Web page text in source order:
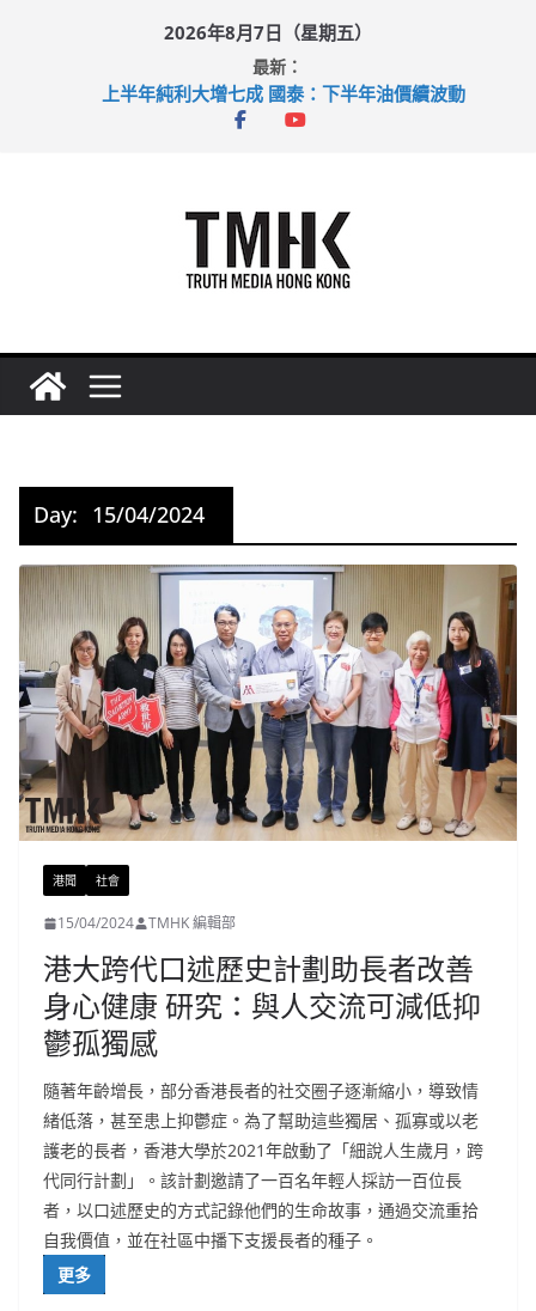
2026年8月7日（星期五）
最新：
上半年純利大增七成 國泰：下半年油價續波動
拜仁熱身賽挫維拉 啟德主場館奪錦標
Day: 15/04/2024
港聞 社會
15/04/2024 TMHK 編輯部
港大跨代口述歷史計劃助長者改善
身心健康 研究：與人交流可減低抑
鬱孤獨感
隨著年齡增長，部分香港長者的社交圈子逐漸縮小，導致情
緒低落，甚至患上抑鬱症。為了幫助這些獨居、孤寡或以老
護老的長者，香港大學於2021年啟動了「細說人生歲月，跨
代同行計劃」。該計劃邀請了一百名年輕人採訪一百位長
者，以口述歷史的方式記錄他們的生命故事，通過交流重拾
自我價值，並在社區中播下支援長者的種子。
更多